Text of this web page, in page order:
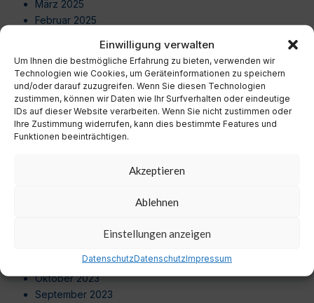
Einwilligung verwalten
Um Ihnen die bestmögliche Erfahrung zu bieten, verwenden wir
Technologien wie Cookies, um Geräteinformationen zu speichern
und/oder darauf zuzugreifen. Wenn Sie diesen Technologien
zustimmen, können wir Daten wie Ihr Surfverhalten oder eindeutige
IDs auf dieser Website verarbeiten. Wenn Sie nicht zustimmen oder
Ihre Zustimmung widerrufen, kann dies bestimmte Features und
Funktionen beeinträchtigen.
Akzeptieren
Ablehnen
Einstellungen anzeigen
DatenschutzDatenschutzImpressum
März 2025
Februar 2025
Dezember 2024
November 2024
Oktober 2024
September 2024
August 2024
Juli 2024
November 2023
Oktober 2023
September 2023